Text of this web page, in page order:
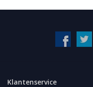
Klantenservice